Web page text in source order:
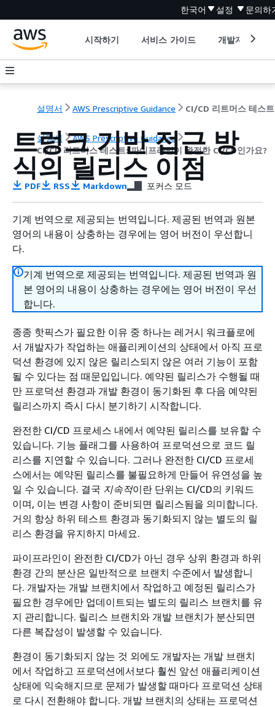
한국어 설정 문의하
시작하기 서비스 가이드 개발자 도구
설명서 AWS Prescriptive Guidance
설명서
AWS Prescriptive Guidance
CI/CD 리트머스 테스트: 파이프라인이 완전한 CI/CD인가요?
트렁크 기반 접근 방
식의 릴리스 이점
PDF RSS Markdown 포커스 모드
기계 번역으로 제공되는 번역입니다. 제공된 번역과 원본
영어의 내용이 상충하는 경우에는 영어 버전이 우선합니
다.
기계 번역으로 제공되는 번역입니다. 제공된 번역과 원
본 영어의 내용이 상충하는 경우에는 영어 버전이 우선
합니다.
종종 핫픽스가 필요한 이유 중 하나는 레거시 워크플로에
서 개발자가 작업하는 애플리케이션의 상태에서 아직 프로
덕션 환경에 있지 않은 릴리스되지 않은 여러 기능이 포함
될 수 있다는 점 때문입입니다. 예약된 릴리스가 수행될 때
만 프로덕션 환경과 개발 환경이 동기화된 후 다음 예약된
릴리스까지 즉시 다시 분기하기 시작합니다.
완전한 CI/CD 프로세스 내에서 예약된 릴리스를 보유할 수
있습니다. 기능 플래그를 사용하여 프로덕션으로 코드 릴
리스를 지연할 수 있습니다. 그러나 완전한 CI/CD 프로세
스에서는 예약된 릴리스를 불필요하게 만들어 유연성을 높
일 수 있습니다. 결국 지속적이란 단위는 CI/CD의 키워드
이며, 이는 변경 사항이 준비되면 릴리스됨을 의미합니다.
거의 항상 하위 테스트 환경과 동기화되지 않는 별도의 릴
리스 환경을 유지하지 마세요.
파이프라인이 완전한 CI/CD가 아닌 경우 상위 환경과 하위
환경 간의 분산은 일반적으로 브랜치 수준에서 발생합니
다. 개발자는 개발 브랜치에서 작업하고 예정된 릴리스가
필요한 경우에만 업데이트되는 별도의 릴리스 브랜치를 유
지 관리합니다. 릴리스 브랜치와 개발 브랜치가 분산되면
다른 복잡성이 발생할 수 있습니다.
환경이 동기화되지 않는 것 외에도 개발자는 개발 브랜치
에서 작업하고 프로덕션에서보다 훨씬 앞선 애플리케이션
상태에 익숙해지므로 문제가 발생할 때마다 프로덕션 상태
로 다시 전환해야 합니다. 개발 브랜치의 상태는 프로덕션